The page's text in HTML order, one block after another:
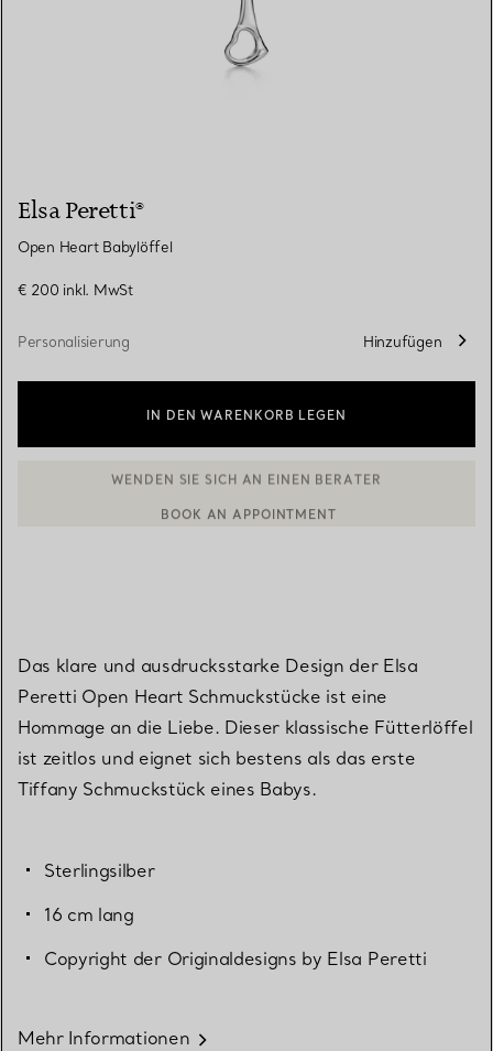
Elsa Peretti®
Open Heart Babylöffel
€ 200 inkl. MwSt
Personalisierung Hinzufügen
IN DEN WARENKORB LEGEN
Das klare und ausdrucksstarke Design der Elsa
Peretti Open Heart Schmuckstücke ist eine
Hommage an die Liebe. Dieser klassische Fütterlöffel
ist zeitlos und eignet sich bestens als das erste
Tiffany Schmuckstück eines Babys.
Sterlingsilber
16 cm lang
Copyright der Originaldesigns by Elsa Peretti
Mehr Informationen